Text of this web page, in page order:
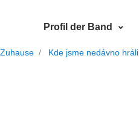
Profil der Band
Zuhause Kde jsme nedávno hráli